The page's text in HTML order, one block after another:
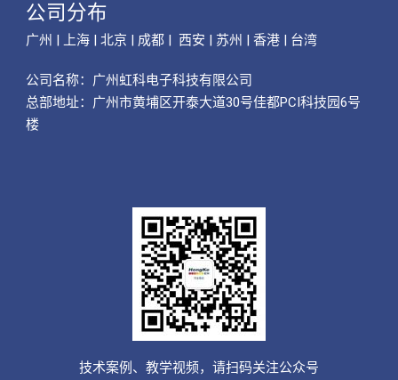
公司分布
广州 | 上海 | 北京 | 成都 | 西安 | 苏州 | 香港 | 台湾
公司名称： 广州虹科电子科技有限公司
总部地址：广州市黄埔区开泰大道30号佳都PCI科技园6号
楼
技术案例、教学视频，请扫码关注公众号